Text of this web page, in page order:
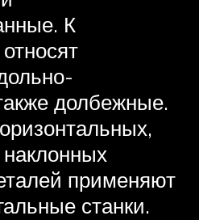
К
долбежные.
применяют
станки.